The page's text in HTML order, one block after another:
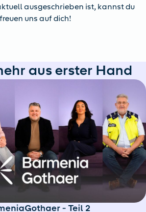
ausgeschrieben ist, kannst du
uns auf dich!
aus erster Hand
Modal Fenster zu öffnen
- Teil 2